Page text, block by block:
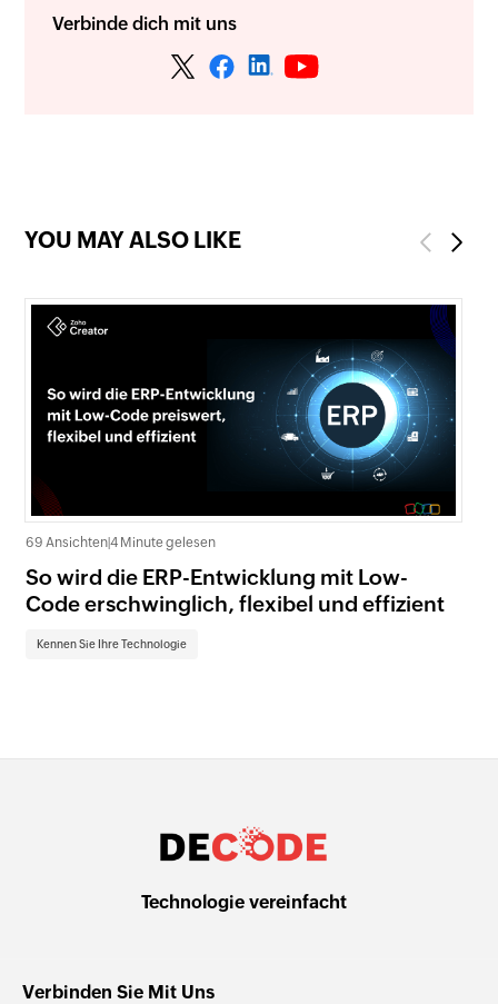
Verbinde dich mit uns
YOU MAY ALSO LIKE Previous
69 Ansichten|4 Minute gelesen
So wird die ERP-Entwicklung mit Low-
Code erschwinglich, flexibel und effizient
Kennen Sie Ihre Technologie
Next
Technologie vereinfacht
Verbinden Sie Mit Uns